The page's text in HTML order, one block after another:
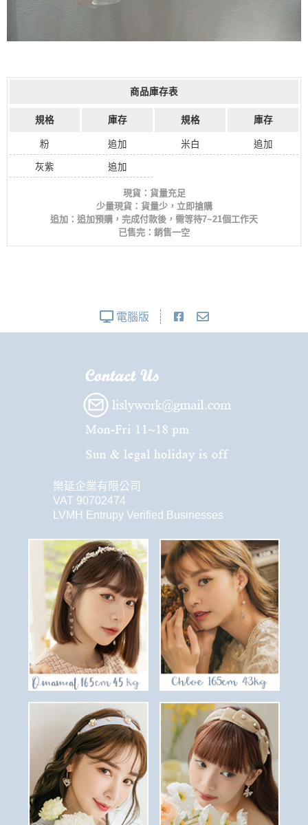
商品庫存表
規格 庫存 規格 庫存
粉 追加 米白 追加
灰紫 追加
現貨：貨量充足
少量現貨：貨量少，立即搶購
追加：追加預購，完成付款後，需等待7~21個工作天
已售完：銷售一空
電腦版
樂延企業有限公司
VAT 90702474
LVMH Entrupy Verified Businesses